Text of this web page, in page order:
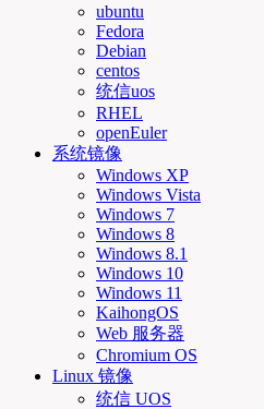
ubuntu
Fedora
Debian
centos
统信uos
RHEL
openEuler
系统镜像
Windows XP
Windows Vista
Windows 7
Windows 8
Windows 8.1
Windows 10
Windows 11
KaihongOS
Web 服务器
Chromium OS
Linux 镜像
统信 UOS